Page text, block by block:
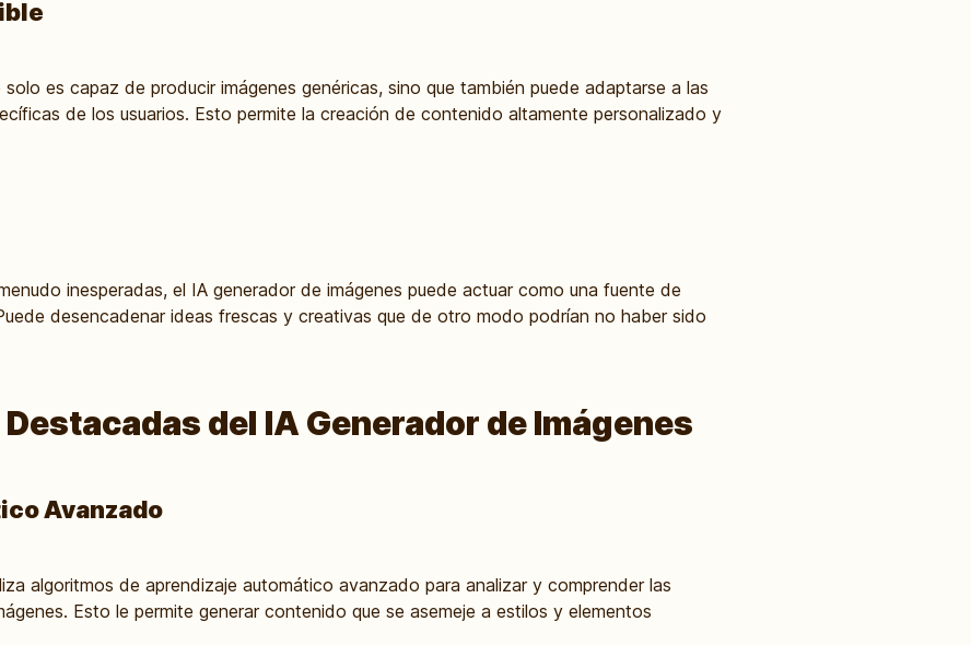
es capaz de producir imágenes genéricas, sino que también puede adaptarse a las
de los usuarios. Esto permite la creación de contenido altamente personalizado y
inesperadas, el IA generador de imágenes puede actuar como una fuente de
desencadenar ideas frescas y creativas que de otro modo podrían no haber sido
del IA Generador de Imágenes
Avanzado
algoritmos de aprendizaje automático avanzado para analizar y comprender las
Esto le permite generar contenido que se asemeje a estilos y elementos